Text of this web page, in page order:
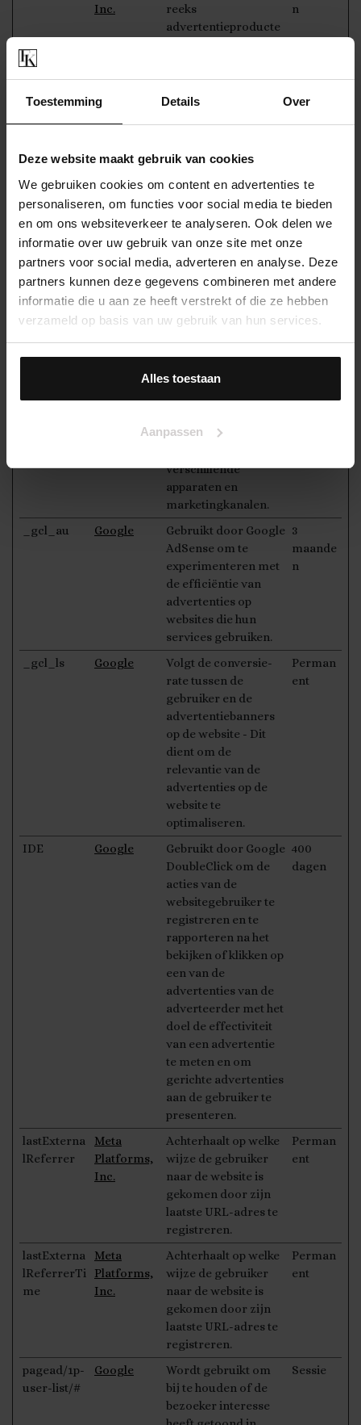
Toestemming Details Over
Deze website maakt gebruik van cookies
We gebruiken cookies om content en advertenties te
personaliseren, om functies voor social media te bieden
en om ons websiteverkeer te analyseren. Ook delen we
informatie over uw gebruik van onze site met onze
partners voor social media, adverteren en analyse. Deze
partners kunnen deze gegevens combineren met andere
informatie die u aan ze heeft verstrekt of die ze hebben
verzameld op basis van uw gebruik van hun services.
Alles toestaan
Aanpassen
Inc.
reeks
advertentieproducte
externe
adverteerders.
n
_ga Google
Gebruikt om
Google Analytics te
verzenden over het
gedrag van de
bezoeker. Traceert
de bezoeker op
verschillende
apparaten en
marketingkanalen.
2 jaar
_ga_# Google
Gebruikt om
gegevens naar
verzenden over het
apparaat en het
bezoeker. Traceert
verschillende
apparaten en
marketingkanalen.
2 jaar
_gcl_au Google
Gebruikt door Google
AdSense om te
experimenteren met
de efficiëntie van
advertenties op
websites die hun
services gebruiken.
3
maande
n
_gcl_ls Google
Volgt de conversie-
rate tussen de
gebruiker en de
advertentiebanners
op de website - Dit
dient om de
relevantie van de
advertenties op de
website te
optimaliseren.
Perman
ent
IDE Google
Gebruikt door Google
DoubleClick om de
acties van de
websitegebruiker te
registreren en te
rapporteren na het
bekijken of klikken op
een van de
advertenties van de
adverteerder met het
doel de effectiviteit
van een advertentie
te meten en om
gerichte advertenties
aan de gebruiker te
presenteren.
400
dagen
lastExterna
lReferrer
Meta
Platforms,
Inc.
Achterhaalt op welke
wijze de gebruiker
naar de website is
gekomen door zijn
laatste URL-adres te
registreren.
Perman
ent
lastExterna
lReferrerTi
me
Meta
Platforms,
Inc.
Achterhaalt op welke
wijze de gebruiker
naar de website is
gekomen door zijn
laatste URL-adres te
registreren.
Perman
ent
pagead/1p-
user-list/#
Google
Wordt gebruikt om
bij te houden of de
bezoeker interesse
Sessie